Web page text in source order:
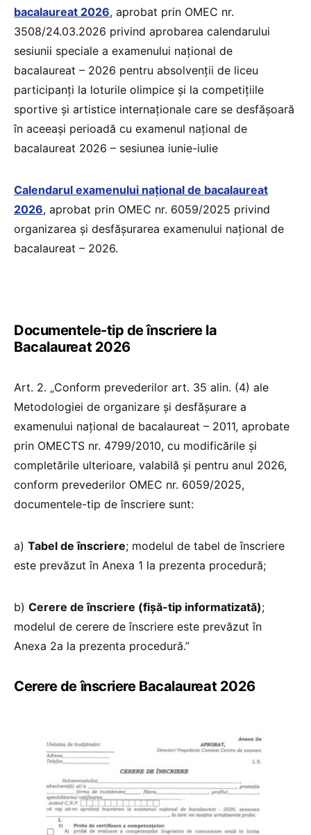
bacalaureat 2026, aprobat prin OMEC nr.
3508/24.03.2026 privind aprobarea calendarului
sesiunii speciale a examenului național de
bacalaureat – 2026 pentru absolvenții de liceu
participanți la loturile olimpice și la competițiile
sportive și artistice internaționale care se desfășoară
în aceeași perioadă cu examenul național de
bacalaureat 2026 – sesiunea iunie-iulie
Calendarul examenului național de bacalaureat
2026, aprobat prin OMEC nr. 6059/2025 privind
organizarea și desfășurarea examenului național de
bacalaureat – 2026.
Documentele-tip de înscriere la
Bacalaureat 2026
Art. 2. „Conform prevederilor art. 35 alin. (4) ale
Metodologiei de organizare și desfășurare a
examenului național de bacalaureat – 2011, aprobate
prin OMECTS nr. 4799/2010, cu modificările și
completările ulterioare, valabilă și pentru anul 2026,
conform prevederilor OMEC nr. 6059/2025,
documentele-tip de înscriere sunt:
a) Tabel de înscriere; modelul de tabel de înscriere
este prevăzut în Anexa 1 la prezenta procedură;
b) Cerere de înscriere (fișă-tip informatizată);
modelul de cerere de înscriere este prevăzut în
Anexa 2a la prezenta procedură.”
Cerere de înscriere Bacalaureat 2026